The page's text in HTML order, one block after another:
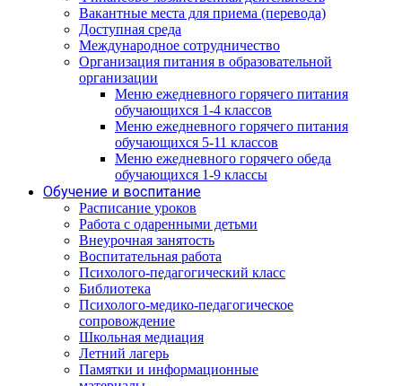
Вакантные места для приема (перевода)
Доступная среда
Международное сотрудничество
Организация питания в образовательной
организации
Меню ежедневного горячего питания
обучающихся 1-4 классов
Меню ежедневного горячего питания
обучающихся 5-11 классов
Меню ежедневного горячего обеда
обучающихся 1-9 классы
Обучение и воспитание
Расписание уроков
Работа с одаренными детьми
Внеурочная занятость
Воспитательная работа
Психолого-педагогический класс
Библиотека
Психолого-медико-педагогическое
сопровождение
Школьная медиация
Летний лагерь
Памятки и информационные